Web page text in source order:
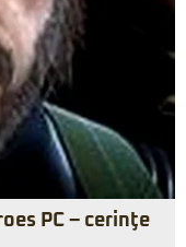
PC – cerinţe